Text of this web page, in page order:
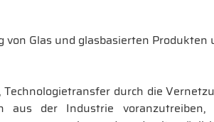
Glas und glasbasierten
Technologietransfer durch die
aus der Industrie